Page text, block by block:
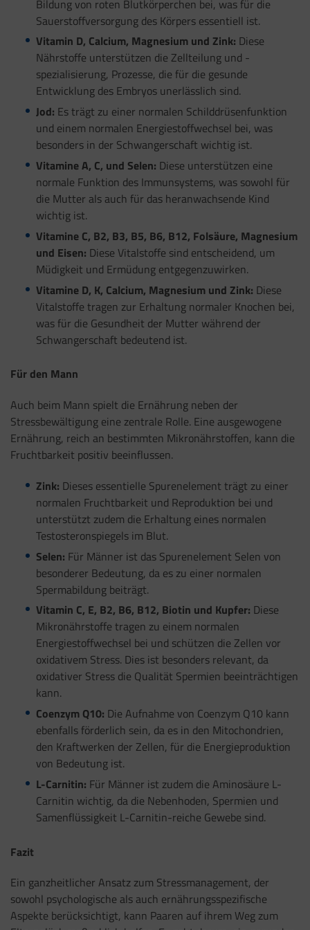
Bildung von roten Blutkörperchen bei, was für die
Sauerstoffversorgung des Körpers essentiell ist.
Vitamin D, Calcium, Magnesium und Zink: Diese
Nährstoffe unterstützen die Zellteilung und -
spezialisierung, Prozesse, die für die gesunde
Entwicklung des Embryos unerlässlich sind.
Jod: Es trägt zu einer normalen Schilddrüsenfunktion
und einem normalen Energiestoffwechsel bei, was
besonders in der Schwangerschaft wichtig ist.
Vitamine A, C, und Selen: Diese unterstützen eine
normale Funktion des Immunsystems, was sowohl für
die Mutter als auch für das heranwachsende Kind
wichtig ist.
Vitamine C, B2, B3, B5, B6, B12, Folsäure, Magnesium
und Eisen: Diese Vitalstoffe sind entscheidend, um
Müdigkeit und Ermüdung entgegenzuwirken.
Vitamine D, K, Calcium, Magnesium und Zink: Diese
Vitalstoffe tragen zur Erhaltung normaler Knochen bei,
was für die Gesundheit der Mutter während der
Schwangerschaft bedeutend ist.
Für den Mann
Auch beim Mann spielt die Ernährung neben der
Stressbewältigung eine zentrale Rolle. Eine ausgewogene
Ernährung, reich an bestimmten Mikronährstoffen, kann die
Fruchtbarkeit positiv beeinflussen.
Zink: Dieses essentielle Spurenelement trägt zu einer
normalen Fruchtbarkeit und Reproduktion bei und
unterstützt zudem die Erhaltung eines normalen
Testosteronspiegels im Blut.
Selen: Für Männer ist das Spurenelement Selen von
besonderer Bedeutung, da es zu einer normalen
Spermabildung beiträgt.
Vitamin C, E, B2, B6, B12, Biotin und Kupfer: Diese
Mikronährstoffe tragen zu einem normalen
Energiestoffwechsel bei und schützen die Zellen vor
oxidativem Stress. Dies ist besonders relevant, da
oxidativer Stress die Qualität Spermien beeinträchtigen
kann.
Coenzym Q10: Die Aufnahme von Coenzym Q10 kann
ebenfalls förderlich sein, da es in den Mitochondrien,
den Kraftwerken der Zellen, für die Energieproduktion
von Bedeutung ist.
L-Carnitin: Für Männer ist zudem die Aminosäure L-
Carnitin wichtig, da die Nebenhoden, Spermien und
Samenflüssigkeit L-Carnitin-reiche Gewebe sind.
Fazit
Ein ganzheitlicher Ansatz zum Stressmanagement, der
sowohl psychologische als auch ernährungsspezifische
Aspekte berücksichtigt, kann Paaren auf ihrem Weg zum